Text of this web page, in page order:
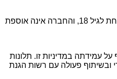
35. האתר אינו מיועד לילדים מתחת לגיל 18, והחברה אינה אוספת
עמידתה במדיניות זו. תלונות
ובשיתוף פעולה עם רשות הגנת